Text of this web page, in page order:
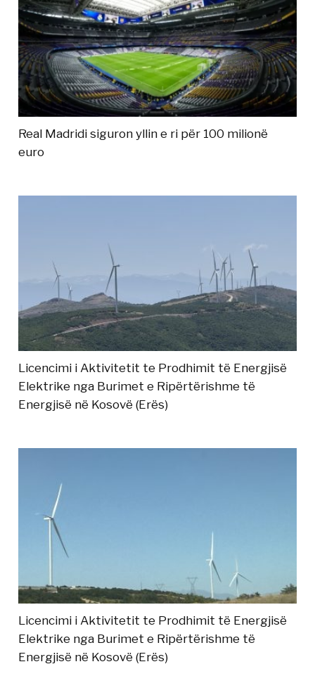
Real Madridi siguron yllin e ri për 100 milionë
euro
Licencimi i Aktivitetit te Prodhimit të Energjisë
Elektrike nga Burimet e Ripërtërishme të
Energjisë në Kosovë (Erës)
Licencimi i Aktivitetit te Prodhimit të Energjisë
Elektrike nga Burimet e Ripërtërishme të
Energjisë në Kosovë (Erës)